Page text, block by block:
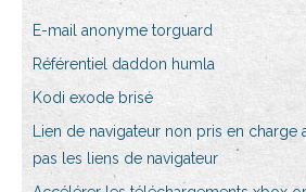
E-mail anonyme torguard
Référentiel daddon humla
Kodi exode brisé
Lien de navigateur non pris en
pas les liens de navigateur